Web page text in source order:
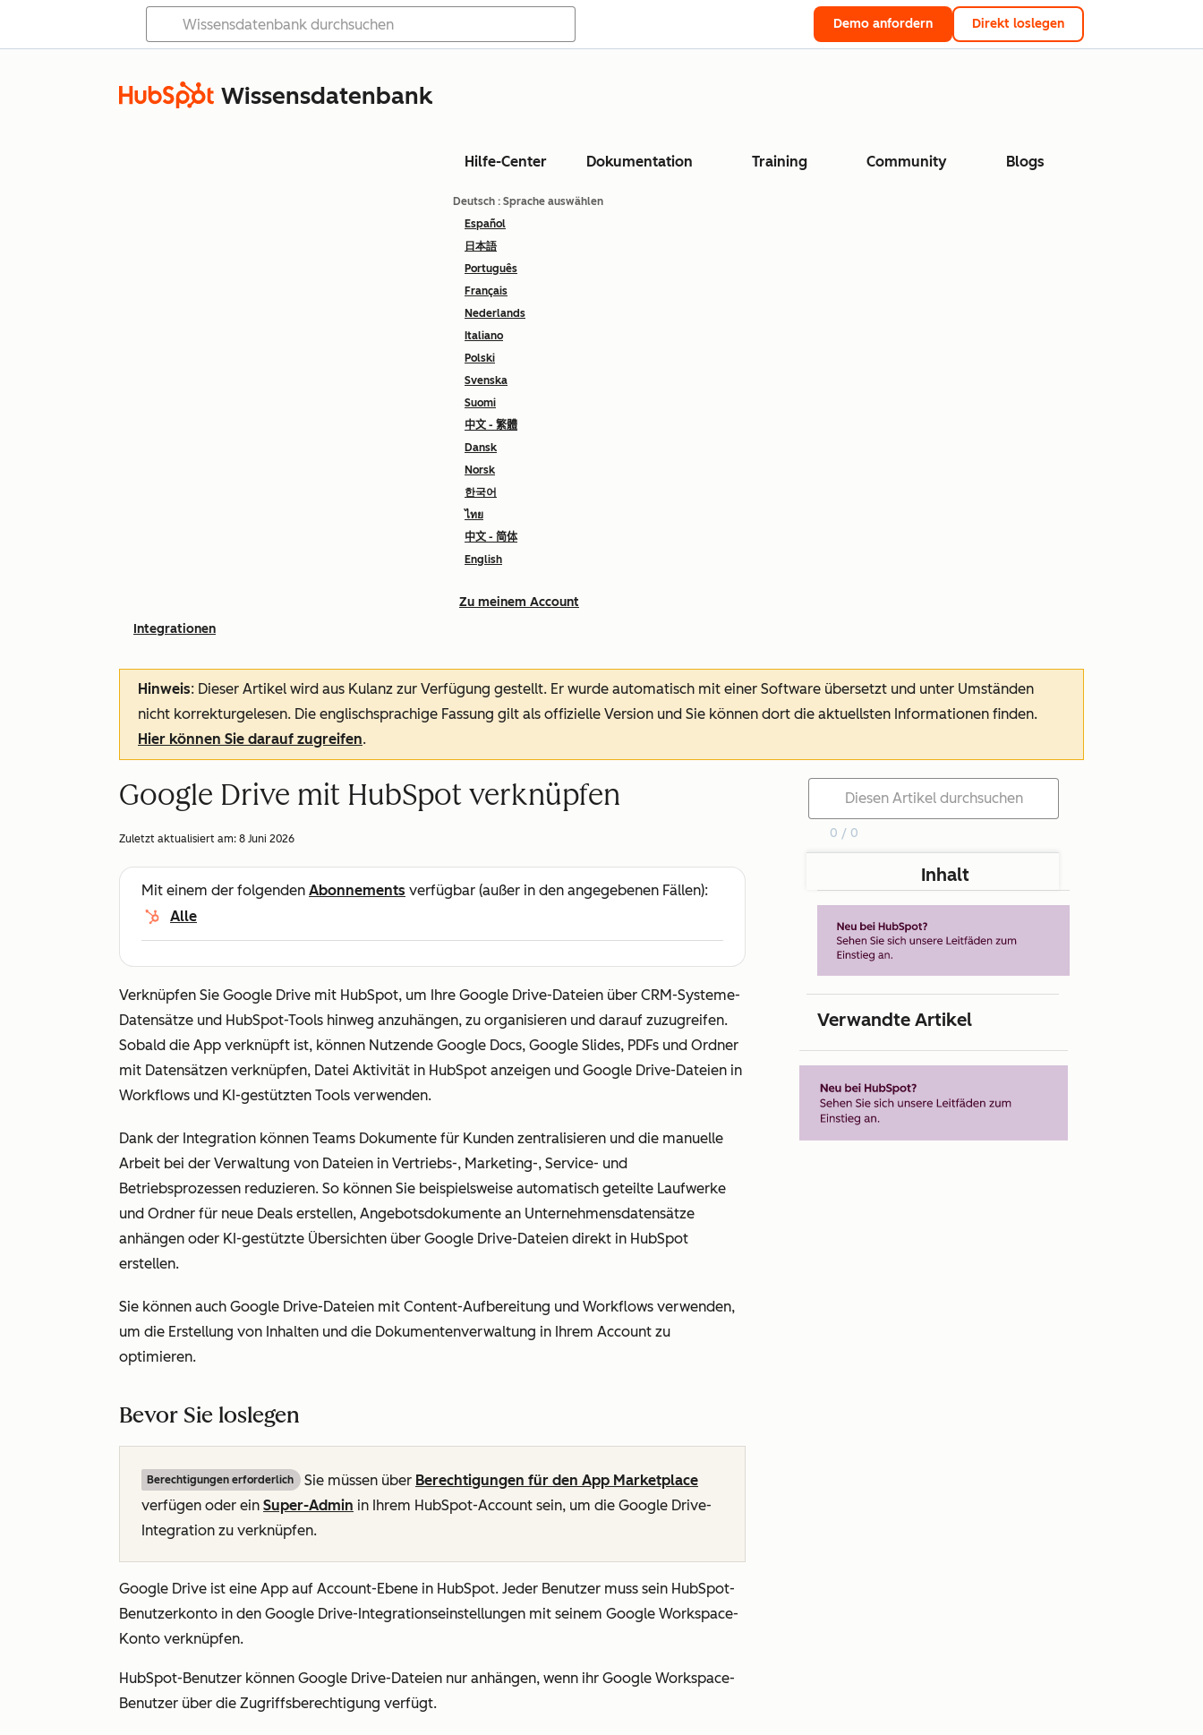
Demo anfordern Direkt loslegen
Wissensdatenbank
Hilfe-Center Dokumentation Training Community Blogs
Deutsch : Sprache auswählen
Español
日本語
Português
Français
Nederlands
Italiano
Polski
Svenska
Suomi
中文 - 繁體
Dansk
Norsk
한국어
ไทย
中文 - 简体
English
Zu meinem Account
Integrationen
Hinweis: Dieser Artikel wird aus Kulanz zur Verfügung gestellt. Er wurde automatisch mit einer Software übersetzt und unter Umständen
nicht korrekturgelesen. Die englischsprachige Fassung gilt als offizielle Version und Sie können dort die aktuellsten Informationen finden.
Hier können Sie darauf zugreifen.
Google Drive mit HubSpot verknüpfen
Zuletzt aktualisiert am: 8 Juni 2026
Mit einem der folgenden Abonnements verfügbar (außer in den angegebenen Fällen):
Alle
Verknüpfen Sie Google Drive mit HubSpot, um Ihre Google Drive-Dateien über CRM-Systeme-
Datensätze und HubSpot-Tools hinweg anzuhängen, zu organisieren und darauf zuzugreifen.
Sobald die App verknüpft ist, können Nutzende Google Docs, Google Slides, PDFs und Ordner
mit Datensätzen verknüpfen, Datei Aktivität in HubSpot anzeigen und Google Drive-Dateien in
Workflows und KI-gestützten Tools verwenden.
Dank der Integration können Teams Dokumente für Kunden zentralisieren und die manuelle
Arbeit bei der Verwaltung von Dateien in Vertriebs-, Marketing-, Service- und
Betriebsprozessen reduzieren. So können Sie beispielsweise automatisch geteilte Laufwerke
und Ordner für neue Deals erstellen, Angebotsdokumente an Unternehmensdatensätze
anhängen oder KI-gestützte Übersichten über Google Drive-Dateien direkt in HubSpot
erstellen.
Sie können auch Google Drive-Dateien mit Content-Aufbereitung und Workflows verwenden,
um die Erstellung von Inhalten und die Dokumentenverwaltung in Ihrem Account zu
optimieren.
Bevor Sie loslegen
Berechtigungen erforderlich Sie müssen über Berechtigungen für den App Marketplace
verfügen oder ein Super-Admin in Ihrem HubSpot-Account sein, um die Google Drive-
Integration zu verknüpfen.
Google Drive ist eine App auf Account-Ebene in HubSpot. Jeder Benutzer muss sein HubSpot-
Benutzerkonto in den Google Drive-Integrationseinstellungen mit seinem Google Workspace-
Konto verknüpfen.
HubSpot-Benutzer können Google Drive-Dateien nur anhängen, wenn ihr Google Workspace-
Benutzer über die Zugriffsberechtigung verfügt.
0 / 0
Inhalt
Verwandte Artikel